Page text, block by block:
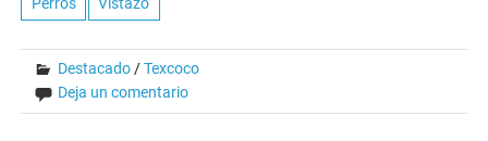
Destacado /Texcoco
Deja un comentario